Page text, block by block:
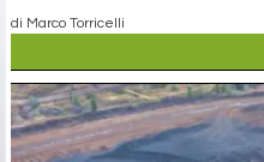
di Marco Torricelli